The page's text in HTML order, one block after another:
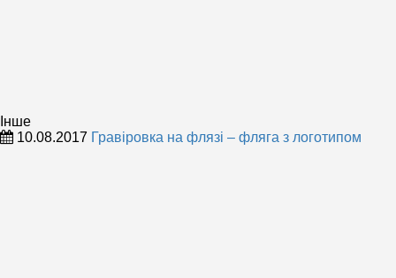
Інше
10.08.2017 Гравіровка на флязі – фляга з логотипом